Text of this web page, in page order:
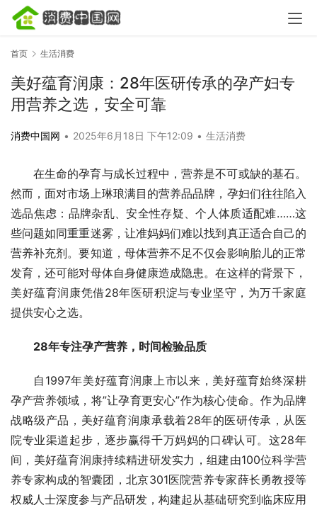
首页 生活消费
美好蕴育润康：28年医研传承的孕产妇专
用营养之选，安全可靠
消费中国网 • 2025年6月18日 下午12:09 • 生活消费
在生命的孕育与成长过程中，营养是不可或缺的基石。
然而，面对市场上琳琅满目的营养品品牌，孕妇们往往陷入
选品焦虑：品牌杂乱、安全性存疑、个人体质适配难……这
些问题如同重重迷雾，让准妈妈们难以找到真正适合自己的
营养补充剂。要知道，母体营养不足不仅会影响胎儿的正常
发育，还可能对母体自身健康造成隐患。在这样的背景下，
美好蕴育润康凭借28年医研积淀与专业坚守，为万千家庭
提供安心之选。
28年专注孕产营养，时间检验品质
自1997年美好蕴育润康上市以来，美好蕴育始终深耕
孕产营养领域，将”让孕育更安心”作为核心使命。作为品牌
战略级产品，美好蕴育润康承载着28年的医研传承，从医
院专业渠道起步，逐步赢得千万妈妈的口碑认可。这28年
间，美好蕴育润康持续精进研发实力，组建由100位科学营
养专家构成的智囊团，北京301医院营养专家薛长勇教授等
权威人士深度参与产品研发，构建起从基础研究到临床应用